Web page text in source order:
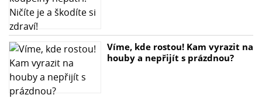
Víme, kde rostou! Kam vyrazit na
houby a nepřijít s prázdnou?